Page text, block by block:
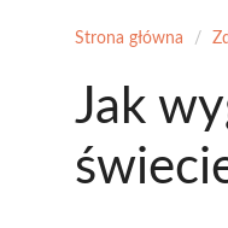
Strona główna /
Jak